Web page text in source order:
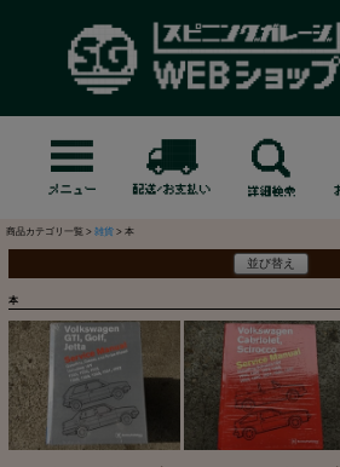
商品カテゴリ一覧 > 雑貨 > 本
並び替え
本